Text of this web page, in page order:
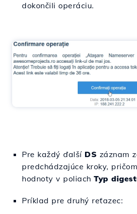
dokončili operáciu.
Pre každý ďalší DS záznam
predchádzajúce kroky,
hodnoty v poliach Typ
Príklad pre druhý reťazec: